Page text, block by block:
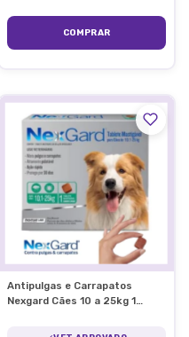
Antipulgas e Carrapatos
Nexgard Cães 10 a 25kg 1